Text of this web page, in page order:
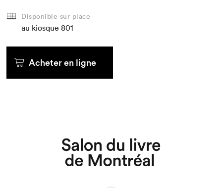
Que cherchez-vous?
Disponible sur place
au kiosque 801
Acheter en ligne